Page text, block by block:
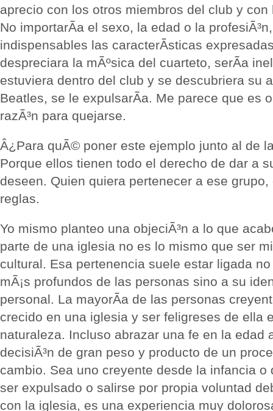
aprecio con los otros miembros del club y
No importarÃ­a el sexo, la edad o la
indispensables las caracterÃ­sticas
despreciara la mÃºsica del cuarteto, serÃ­a
estuviera dentro del club y se descubriera su
Beatles, se le expulsarÃ­a. Me parece que es
razÃ³n para quejarse.
Â¿Para quÃ© poner este ejemplo junto al de
Porque ellos tienen todo el derecho de dar a
deseen. Quien quiera pertenecer a ese
reglas.
Yo mismo planteo una objeciÃ³n a lo que
parte de una iglesia no es lo mismo que ser
cultural. Esa pertenencia suele estar ligada
mÃ¡s profundos de las personas sino a su
personal. La mayorÃ­a de las personas
crecido en una iglesia y ser feligreses de ella
naturaleza. Incluso abrazar una fe en la edad
decisiÃ³n de gran peso y producto de un
cambio. Sea uno creyente desde la infancia o
ser expulsado o salirse por propia voluntad
con la iglesia, es una experiencia muy